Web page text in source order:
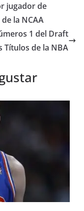
jugador de
la NCAA
1 del Draft
Títulos de la NBA